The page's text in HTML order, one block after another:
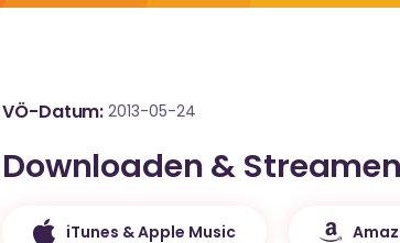
VÖ-Datum 2013-05-24
Downloaden & Streamen
iTunes & Apple Music